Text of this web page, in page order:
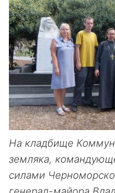
На кладбище
земляка,
силами